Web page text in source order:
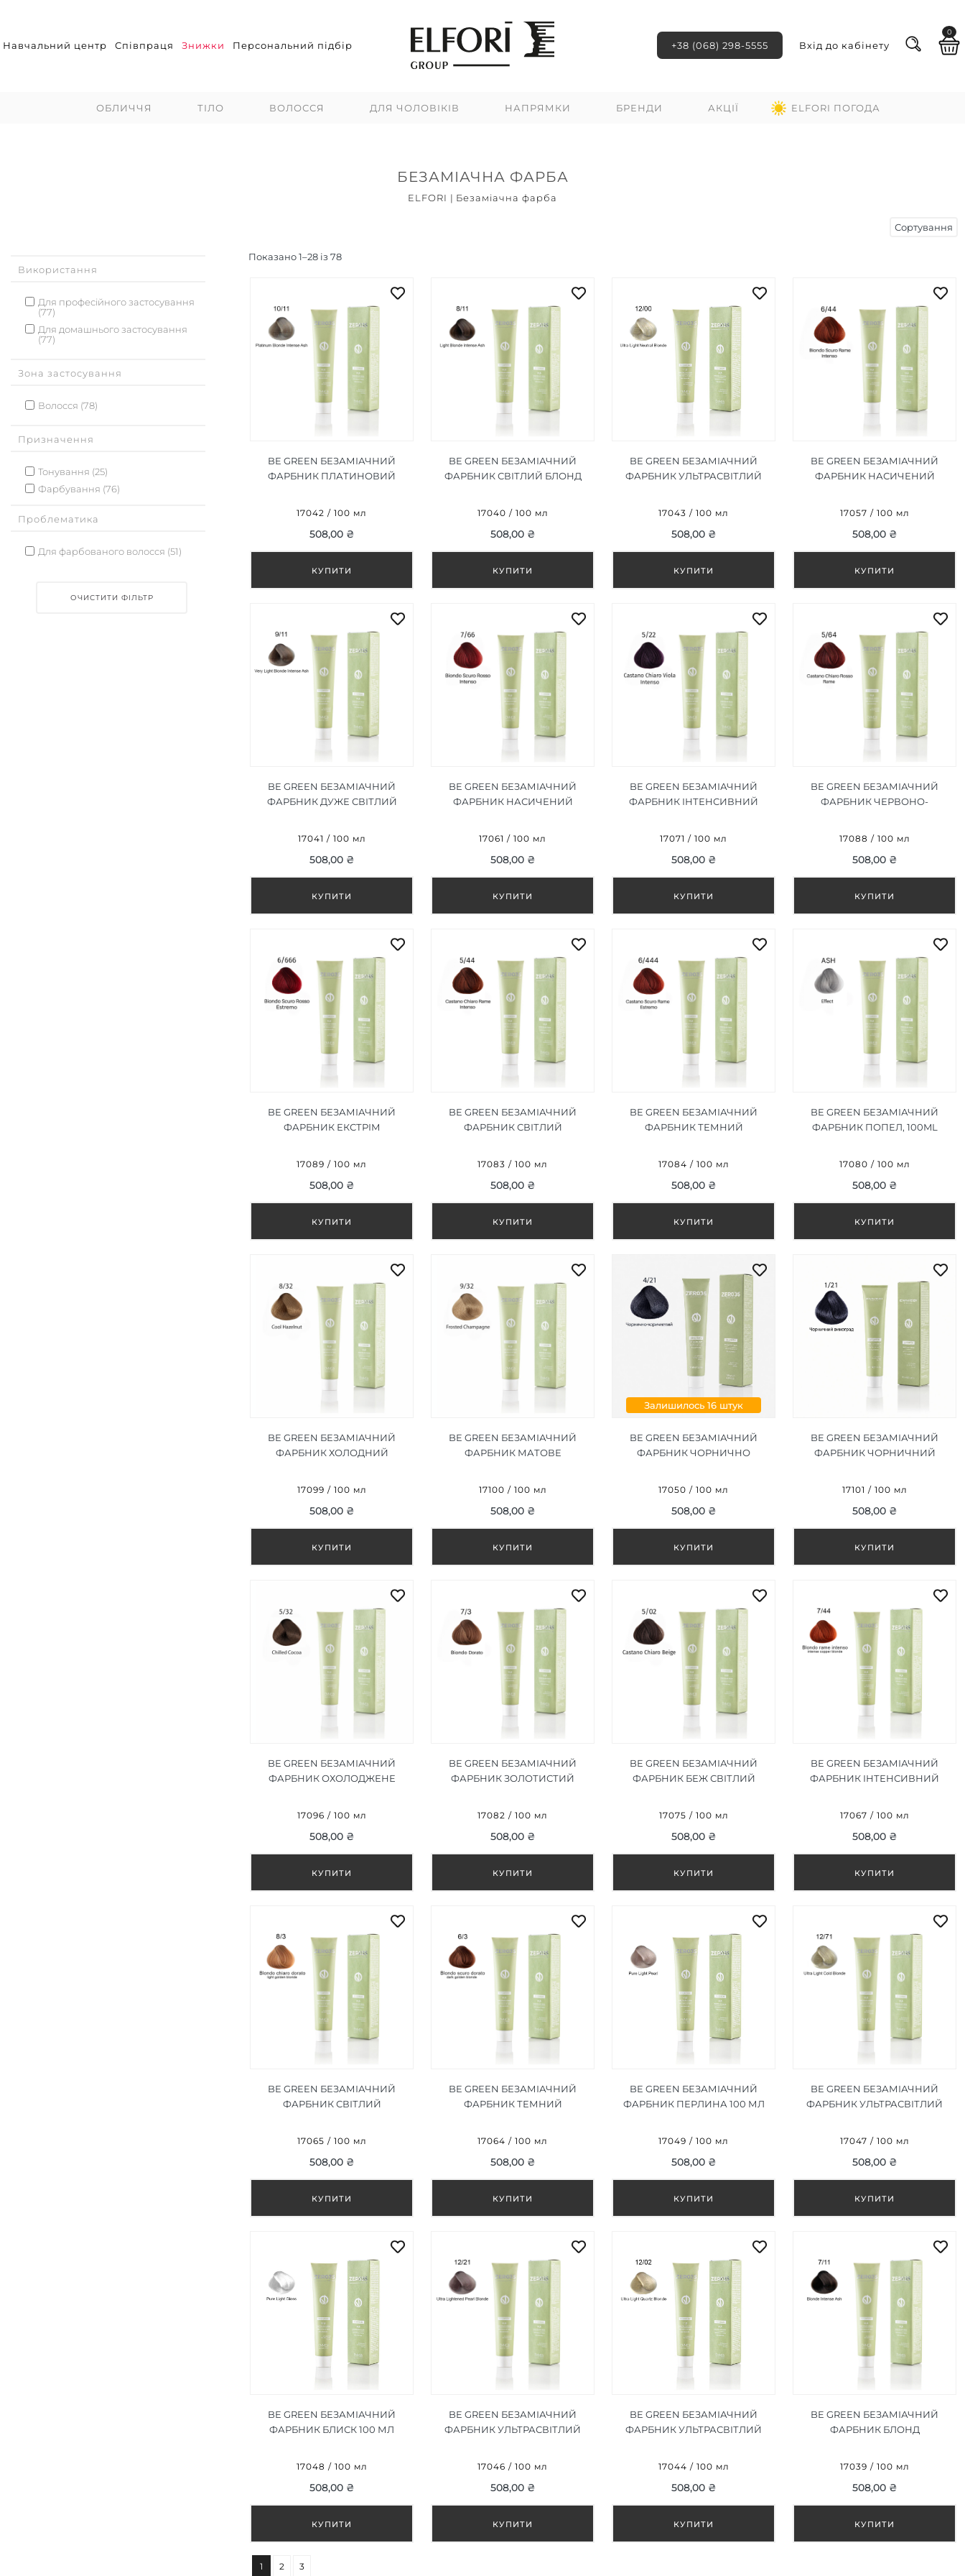
Навчальний центр Співпраця Знижки Персональний підбір +38 (068) 298-5555 Вхід до кабінету
0
ОБЛИЧЧЯ ТІЛО ВОЛОССЯ ДЛЯ ЧОЛОВІКІВ НАПРЯМКИ БРЕНДИ АКЦІЇ ELFORI ПОГОДА
БЕЗАМІАЧНА ФАРБА
ELFORI | Безаміачна фарба
Використання
Для професійного застосування
(77)
Для домашнього застосування
(77)
Зона застосування
Волосся (78)
Призначення
Тонування (25)
Фарбування (76)
Проблематика
Для фарбованого волосся (51)
ОЧИСТИТИ ФІЛЬТР
Сортування
Показано1–28 із 78
BE GREEN БЕЗАМІАЧНИЙ
ФАРБНИК ПЛАТИНОВИЙ
17042 / 100 мл
508,00 ₴
BE GREEN БЕЗАМІАЧНИЙ
ФАРБНИК СВІТЛИЙ БЛОНД
17040 / 100 мл
508,00 ₴
BE GREEN БЕЗАМІАЧНИЙ
ФАРБНИК УЛЬТРАСВІТЛИЙ
17043 / 100 мл
508,00 ₴
BE GREEN БЕЗАМІАЧНИЙ
ФАРБНИК НАСИЧЕНИЙ
17057 / 100 мл
508,00 ₴
BE GREEN БЕЗАМІАЧНИЙ
ФАРБНИК ДУЖЕ СВІТЛИЙ
17041 / 100 мл
508,00 ₴
BE GREEN БЕЗАМІАЧНИЙ
ФАРБНИК НАСИЧЕНИЙ
17061 / 100 мл
508,00 ₴
BE GREEN БЕЗАМІАЧНИЙ
ФАРБНИК ІНТЕНСИВНИЙ
17071 / 100 мл
508,00 ₴
BE GREEN БЕЗАМІАЧНИЙ
ФАРБНИК ЧЕРВОНО-
17088 / 100 мл
508,00 ₴
BE GREEN БЕЗАМІАЧНИЙ
ФАРБНИК ЕКСТРІМ
17089 / 100 мл
508,00 ₴
BE GREEN БЕЗАМІАЧНИЙ
ФАРБНИК СВІТЛИЙ
100ML
17083 / 100 мл
508,00 ₴
BE GREEN БЕЗАМІАЧНИЙ
ФАРБНИК ТЕМНИЙ
17084 / 100 мл
508,00 ₴
BE GREEN БЕЗАМІАЧНИЙ
ФАРБНИК ПОПЕЛ, 100ML
17080 / 100 мл
508,00 ₴
BE GREEN БЕЗАМІАЧНИЙ
ФАРБНИК ХОЛОДНИЙ
17099 / 100 мл
508,00 ₴
BE GREEN БЕЗАМІАЧНИЙ
ФАРБНИК МАТОВЕ
17100 / 100 мл
508,00 ₴
Залишилось 16 штук
BE GREEN БЕЗАМІАЧНИЙ
ФАРБНИК ЧОРНИЧНО
17050 / 100 мл
508,00 ₴
BE GREEN БЕЗАМІАЧНИЙ
ФАРБНИК ЧОРНИЧНИЙ
17101 / 100 мл
508,00 ₴
BE GREEN БЕЗАМІАЧНИЙ
ФАРБНИК ОХОЛОДЖЕНЕ
17096 / 100 мл
508,00 ₴
BE GREEN БЕЗАМІАЧНИЙ
ФАРБНИК ЗОЛОТИСТИЙ
17082 / 100 мл
508,00 ₴
BE GREEN БЕЗАМІАЧНИЙ
ФАРБНИК БЕЖ СВІТЛИЙ
17075 / 100 мл
508,00 ₴
BE GREEN БЕЗАМІАЧНИЙ
ФАРБНИК ІНТЕНСИВНИЙ
17067 / 100 мл
508,00 ₴
BE GREEN БЕЗАМІАЧНИЙ
ФАРБНИК СВІТЛИЙ
17065 / 100 мл
508,00 ₴
BE GREEN БЕЗАМІАЧНИЙ
ФАРБНИК ТЕМНИЙ
17064 / 100 мл
508,00 ₴
BE GREEN БЕЗАМІАЧНИЙ
ФАРБНИК ПЕРЛИНА 100 МЛ
17049 / 100 мл
508,00 ₴
BE GREEN БЕЗАМІАЧНИЙ
ФАРБНИК УЛЬТРАСВІТЛИЙ
17047 / 100 мл
508,00 ₴
BE GREEN БЕЗАМІАЧНИЙ
ФАРБНИК БЛИСК 100 МЛ
17048 / 100 мл
508,00 ₴
BE GREEN БЕЗАМІАЧНИЙ
ФАРБНИК УЛЬТРАСВІТЛИЙ
17046 / 100 мл
508,00 ₴
BE GREEN БЕЗАМІАЧНИЙ
ФАРБНИК УЛЬТРАСВІТЛИЙ
17044 / 100 мл
508,00 ₴
BE GREEN БЕЗАМІАЧНИЙ
ФАРБНИК БЛОНД
17039 / 100 мл
508,00 ₴
1 2 3